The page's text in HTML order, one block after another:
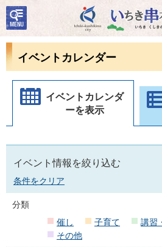
いちき串木野
検
索・
共通
ューイベントカレンダー
イベントカレンダ
ーを表示
イベント情報を絞り込む
条件をクリア
分類
催し
子育て 講習
その他